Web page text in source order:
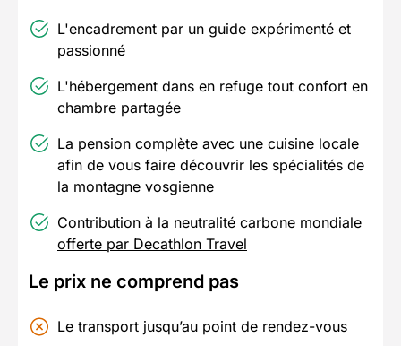
L'encadrement par un guide expérimenté et
passionné
L'hébergement dans en refuge tout confort en
chambre partagée
La pension complète avec une cuisine locale
afin de vous faire découvrir les spécialités de
la montagne vosgienne
Contribution à la neutralité carbone mondiale
offerte par Decathlon Travel
Le prix ne comprend pas
Le transport jusqu’au point de rendez-vous